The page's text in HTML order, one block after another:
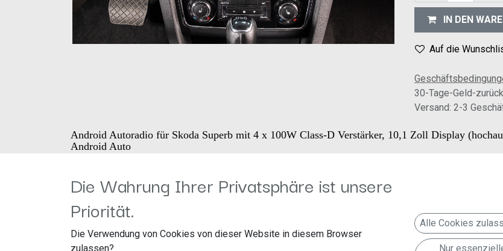
IN DEN
Auf die
30-Tage-Geld-
Versand: 2-3
Android Autoradio für Skoda Superb mit 4 x 100W Class-D Verstärker, 10,1 Zoll Display
Android Auto
Integrierter 4 x 60W RMS Class D-DSP Verstärker: Verzerrung (THD+N) < 1%, DSP-Auflösung: 24 Bit,
Hochwertiges 10,1″/16:9 LCD kapazitives Touchscreen-Display (Auflösung 1280 x 720).
Inklusive Head-up-Display, das Navigationsinformationen von Dynaway, Apple Karte mit Carplay
Fahrzeuggeschwindigkeit und Blitzer.de-Informationen an.
Die Wahrung Ihrer Privatsphäre ist unsere
Priorität.
Die Verwendung von Cookies von dieser Website in diesem Browser
zulassen?
Alle Cookies
Nur